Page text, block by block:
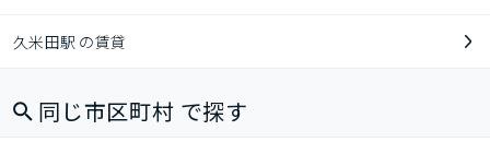
久米田駅 の賃貸
同じ市区町村 で探す